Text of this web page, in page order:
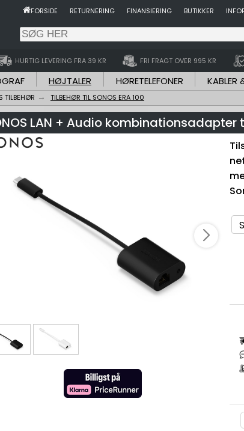
FORSIDE RETURNERING FINANSIERING BUTIKKER
HURTIG LEVERING FRA 39 KR FRI FRAGT OVER 995 KR
HØJTALER HØRETELEFONER KABLER
TILBEHØR TILBEHØR TIL SONOS ERA 100
LAN + Audio kombinationsadapter